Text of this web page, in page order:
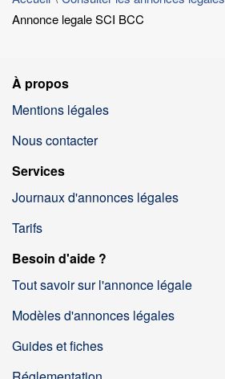
Annonce legale SCI BCC
À propos
Mentions légales
Nous contacter
Services
Journaux d'annonces légales
Tarifs
Besoin d'aide ?
Tout savoir sur l'annonce légale
Modèles d'annonces légales
Guides et fiches